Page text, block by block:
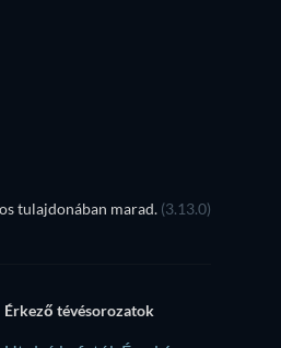
tulajdonában marad. (3.13.0)
Érkező tévésorozatok